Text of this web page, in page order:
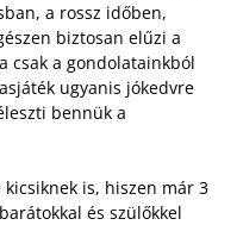
a rossz időben,
biztosan elűzi a
csak a gondolatainkból
ugyanis jókedvre
bennük a
kicsiknek is, hiszen már 3
és szülőkkel